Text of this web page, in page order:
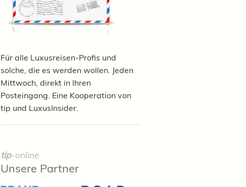
Für alle Luxusreisen-Profis und
solche, die es werden wollen. Jeden
Mittwoch, direkt in Ihren
Posteingang. Eine Kooperation von
tip und LuxusInsider.
tip-online
Unsere Partner